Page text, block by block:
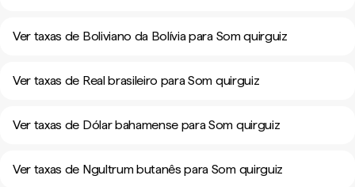
Ver taxas de Boliviano da Bolívia para Som quirguiz
Ver taxas de Real brasileiro para Som quirguiz
Ver taxas de Dólar bahamense para Som quirguiz
Ver taxas de Ngultrum butanês para Som quirguiz